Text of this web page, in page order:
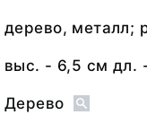
дерево, металл;
выс. - 6,5 см дл.
Дерево